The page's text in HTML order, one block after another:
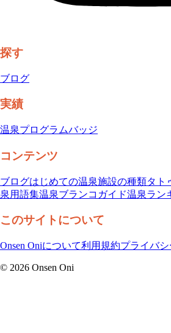
探す
ブログ
実績
温泉プログラムバッジ
コンテンツ
ブログはじめての温泉施設の種類タト
泉用語集温泉ブランコガイド温泉ラン
このサイトについて
Onsen Oniについて利用規約プライバ
© 2026 Onsen Oni